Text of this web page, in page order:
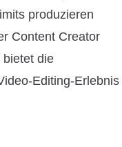
produzieren
Content Creator
bietet die
Editing-Erlebnis